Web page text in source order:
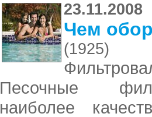
23.11.2008
Чем
(1925)
Песочные
наиболее